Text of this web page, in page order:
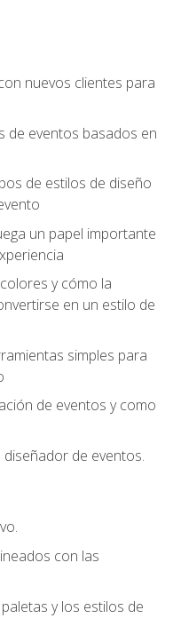
nuevos clientes para
de eventos basados en
de estilos de diseño
un papel importante
y cómo la
en un estilo de
simples para
de eventos y como
de eventos.
con las
y los estilos de